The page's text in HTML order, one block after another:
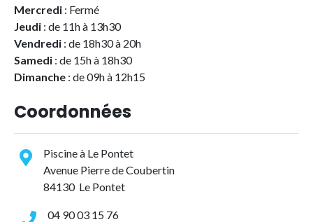
Mercredi : Fermé
Jeudi : de 11h à 13h30
Vendredi : de 18h30 à 20h
Samedi : de 15h à 18h30
Dimanche : de 09h à 12h15
Coordonnées
Piscine à Le Pontet
Avenue Pierre de Coubertin
84130 Le Pontet
04 90 03 15 76